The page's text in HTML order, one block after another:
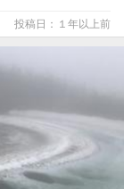
投稿日：１年以上前